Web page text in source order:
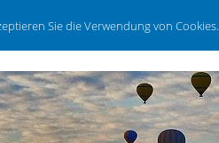
Sie die Verwendung von Cookies.